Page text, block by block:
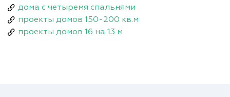
дома с четыремя спальнями
проекты домов 150-200 кв.м
проекты домов 16 на 13 м